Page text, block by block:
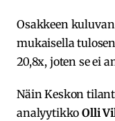
Osakkeen
mukaisella
20,8x, joten se ei
Näin Keskon
analyytikkoOlli